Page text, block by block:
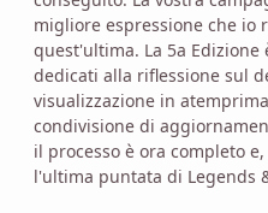
migliore espressione che io
quest'ultima. La 5a
dedicati alla riflessione sul
visualizzazione in
condivisione di
il processo è ora completo
l'ultima puntata di Legends